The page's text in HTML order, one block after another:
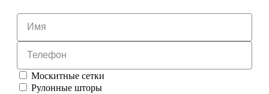
Москитные сетки
Рулонные шторы